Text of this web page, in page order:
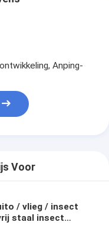
Anping-
Voor
/ vlieg / insect
staal insect